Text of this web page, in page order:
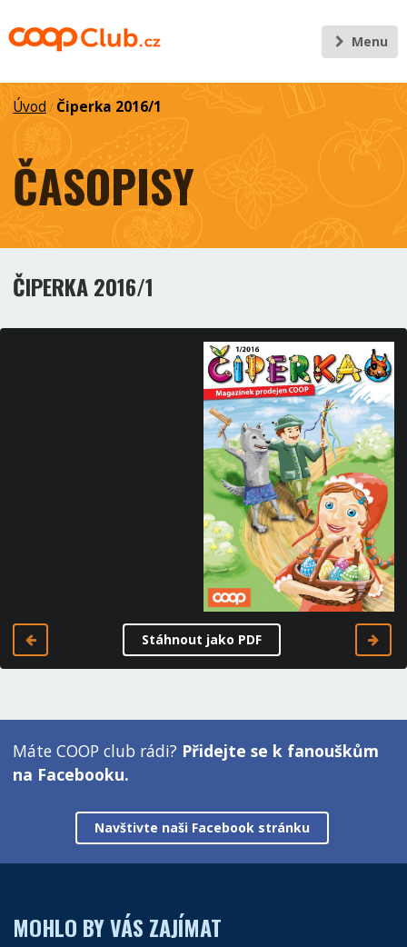
Menu
Úvod / Čiperka 2016/1
ČASOPISY
ČIPERKA 2016/1
Stáhnout jako PDF
Máte COOP club rádi? Přidejte se k fanouškům
na Facebooku.
Navštivte naši Facebook stránku
MOHLO BY VÁS ZAJÍMAT